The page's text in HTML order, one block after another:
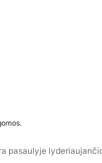
pasaulyje